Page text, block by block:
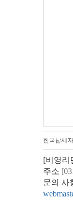
한국납세
[비영리
주소
문의 사